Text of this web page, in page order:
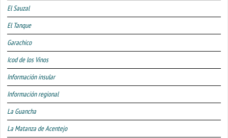
El Sauzal
El Tanque
Garachico
Icod de los Vinos
Información insular
Información regional
La Guancha
La Matanza de Acentejo